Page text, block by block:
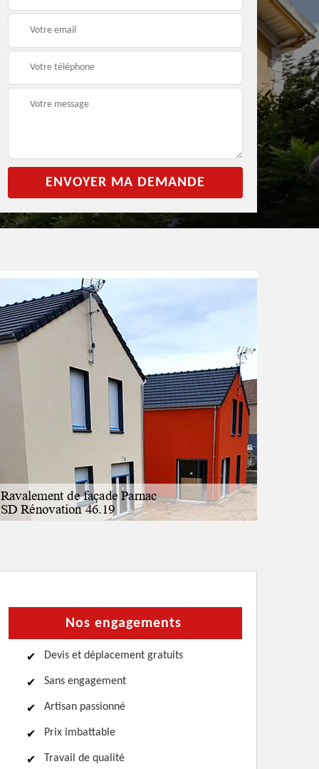
Nos engagements
Devis et déplacement gratuits
Sans engagement
Artisan passionné
Prix imbattable
Travail de qualité